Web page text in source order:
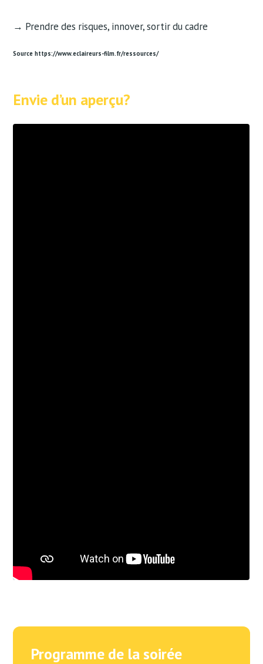
→ Prendre des risques, innover, sortir du cadre
Source https://www.eclaireurs-film.fr/ressources/
Envie d’un aperçu?
Programme de la soirée